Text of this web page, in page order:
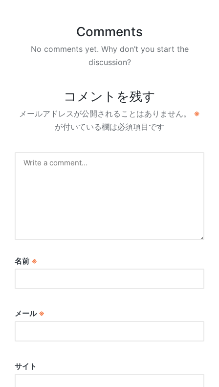
Comments
No comments yet. Why don’t you start the
discussion?
コメントを残す
メールアドレスが公開されることはありません。
※
が付いている欄は必須項目です
名前 ※
メール ※
サイト